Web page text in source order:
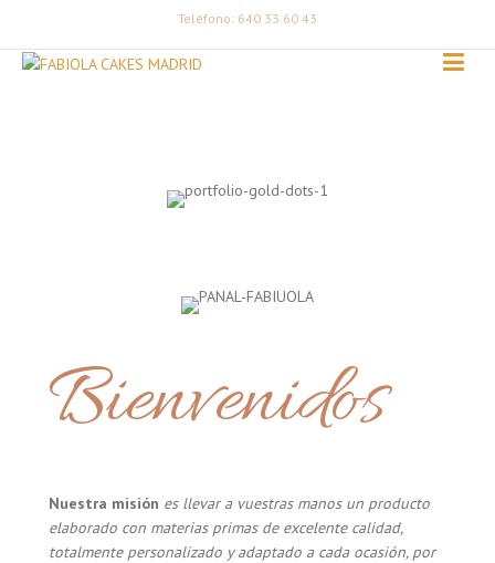
Teléfono: 640 33 60 43
Bienvenidos
Nuestra misión es llevar a vuestras manos un producto
elaborado con materias primas de excelente calidad,
totalmente personalizado y adaptado a cada ocasión, por